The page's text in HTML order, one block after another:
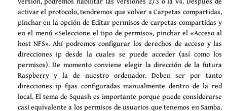
activar el protocolo, tendremos que volver a Carpetas compartidas,
pinchar en la opción de Editar permisos de carpetas compartidas y
en el menú «Seleccione el tipo de permiso», pinchar el «Acceso al
host NFS». Ahí podremos configurar los derechos de acceso y las
direcciones ip desde la cuales se puede acceder (así como los
permisos). De momento conviene elegir la dirección de la futura
Raspberry y la de nuestro ordenador. Deben ser por tanto
direcciones ip fijas configuradas manualmente dentro de la red
local. El tema de Squash es importante porque puede considerarse
casi equivalente a los permisos de usuarios que tenemos en Samba.